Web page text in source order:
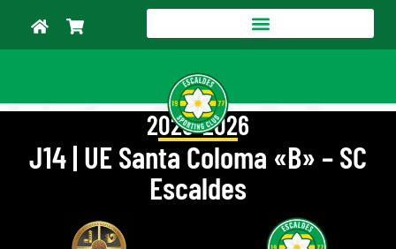
2025-2026
J14 | UE Santa Coloma «B» – SC
Escaldes